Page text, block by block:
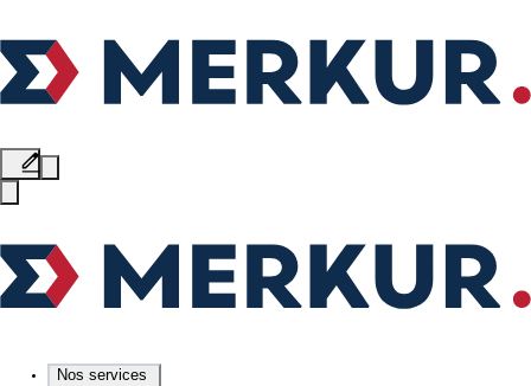
Nos services